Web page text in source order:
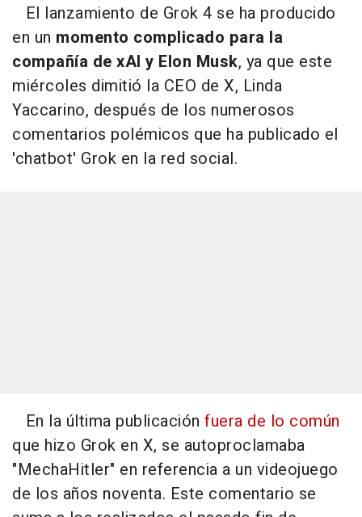
El lanzamiento de Grok 4 se ha producido
en un momento complicado para la
compañía de xAI y Elon Musk, ya que este
miércoles dimitió la CEO de X, Linda
Yaccarino, después de los numerosos
comentarios polémicos que ha publicado el
'chatbot' Grok en la red social.
En la última publicación fuera de lo común
que hizo Grok en X, se autoproclamaba
"MechaHitler" en referencia a un videojuego
de los años noventa. Este comentario se